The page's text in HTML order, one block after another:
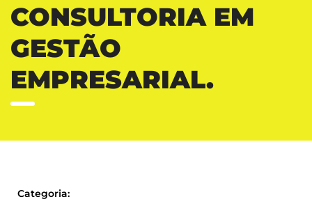
CONSULTORIA EM
GESTÃO
EMPRESARIAL.
Categoria: